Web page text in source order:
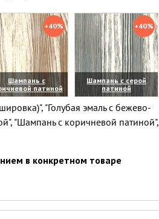
+40%
Шампань с
патиной
(увеличить)
+40%
Шампань с серой
патиной
(увеличить)
"Голубая эмаль с бежево-
"Шампань с коричневой патиной",
в конкретном товаре